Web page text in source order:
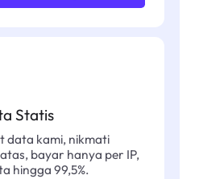
Statis
data kami, nikmati
bayar hanya per IP,
hingga 99,5%.